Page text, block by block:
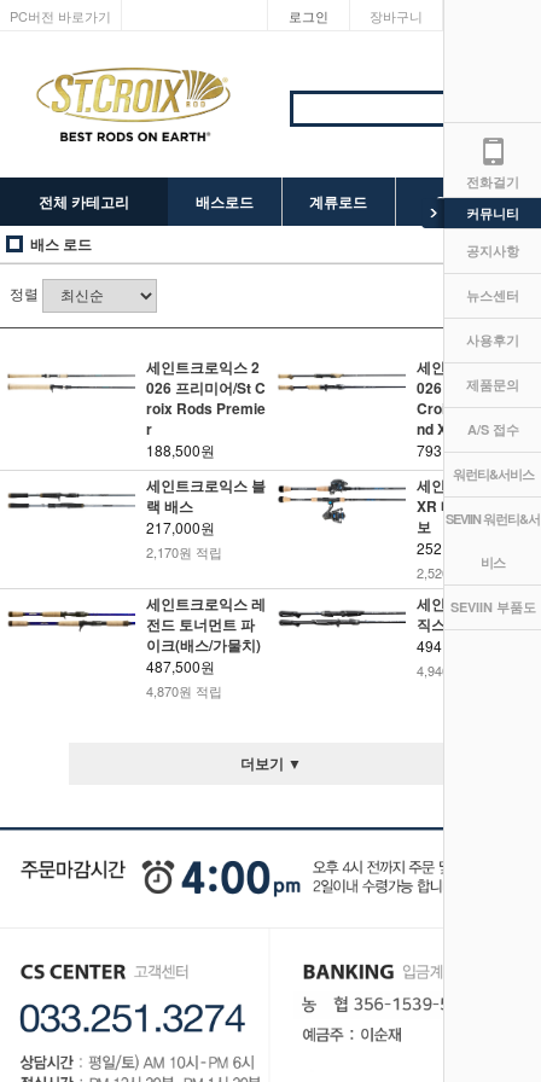
PC버전 바로가기 장바구니
로그인
전체 카테고리 배스로드 계류로드
SEVIIN 릴
배스 로드
정렬
세인트크로익스 2
026 프리미어/St C
roix Rods Premie
r
188,500원
세인트크로익스 2
026 레전드X2/St
Croix Rods Lege
nd X2
793,000원
세인트크로익스 블
랙 배스
217,000원
2,170원 적립
세인트크로익스 G
XR 배스 시스템 콤
보
252,000원
2,520원 적립
세인트크로익스 레
전드 토너먼트 파
이크(배스/가물치)
487,500원
4,870원 적립
세인트크로익스 피
직스
494,000원
4,940원 적립
더보기 ▼
전화걸기
커뮤니티
공지사항
뉴스센터
사용후기
제품문의
A/S 접수
워런티&서비스
SEVIIN 워런티&서
비스
SEVIIN 부품도